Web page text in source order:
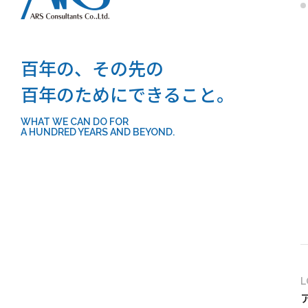
百年の、その先の
百年のためにできること。
WHAT WE CAN DO FOR
A HUNDRED YEARS AND BEYOND.